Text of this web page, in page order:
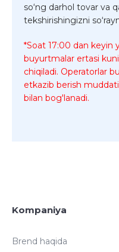
so‘ng darhol tovar va
tekshirishingizni
*Soat 17:00 dan keyin
buyurtmalar ertasi
chiqiladi. Operatorlar
etkazib berish
bilan bog'lanadi.
Kompaniya
Brend haqida